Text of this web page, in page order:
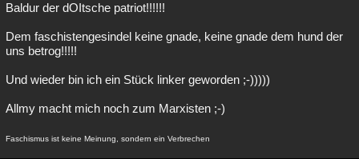
Baldur der dOItsche patriot!!!!!!
Dem faschistengesindel keine gnade, keine gnade dem hund der
uns betrog!!!!!
Und wieder bin ich ein Stück linker geworden ;-)))))
Allmy macht mich noch zum Marxisten ;-)
Faschismus ist keine Meinung, sondern ein Verbrechen